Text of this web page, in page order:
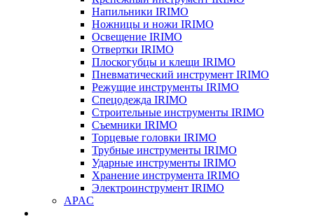
Напильники IRIMO
Ножницы и ножи IRIMO
Освещение IRIMO
Отвертки IRIMO
Плоскогубцы и клещи IRIMO
Пневматический инструмент IRIMO
Режущие инструменты IRIMO
Спецодежда IRIMO
Строительные инструменты IRIMO
Съемники IRIMO
Торцевые головки IRIMO
Трубные инструменты IRIMO
Ударные инструменты IRIMO
Хранение инструмента IRIMO
Электроинструмент IRIMO
APAC